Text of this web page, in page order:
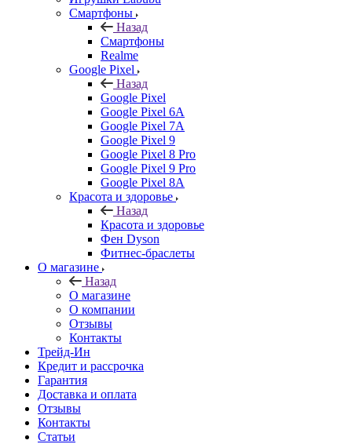
Смартфоны
Назад
Смартфоны
Realme
Google Pixel
Назад
Google Pixel
Google Pixel 6A
Google Pixel 7А
Google Pixel 9
Google Pixel 8 Pro
Google Pixel 9 Pro
Google Pixel 8A
Красота и здоровье
Назад
Красота и здоровье
Фен Dyson
Фитнес-браслеты
О магазине
Назад
О магазине
О компании
Отзывы
Контакты
Трейд-Ин
Кредит и рассрочка
Гарантия
Доставка и оплата
Отзывы
Контакты
Статьи